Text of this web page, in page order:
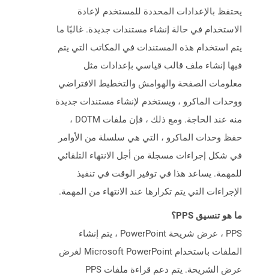
يحتفظ بالإعدادات المحددة للمستخدم لإعادة
الاستخدام في حالة إنشاء مستندات جديدة. غالبًا ما
يتم استخدام هذه المستندات في المكاتب التي يتم
فيها إنشاء ملف قالب قياسي بإعدادات مثل
معلومات الصفحة والهوامش والتخطيط الافتراضي
ووحدات الماكرو ، ويستخدم لإنشاء مستندات جديدة
منه عند الحاجة. ومع ذلك ، فإن ملفات DOTM ،
حفظ وحدات الماكرو ، التي هي سلسلة من الأوامر
في شكل إجراءات مسجلة من أجل الانتهاء التلقائي
للمهمة. يساعد هذا في توفير الوقت في تنفيذ
الإجراءات التي يتم تكرارها عند الانتهاء من المهمة.
ما هو تنسيق PPS؟
PPS ، عرض شريحة PowerPoint ، يتم إنشاء
الملفات باستخدام Microsoft PowerPoint لغرض
عرض الشريحة. يتم دعم قراءة ملفات PPS